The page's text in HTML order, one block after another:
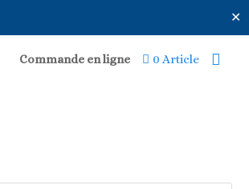
✕
Commande en ligne 0 Article